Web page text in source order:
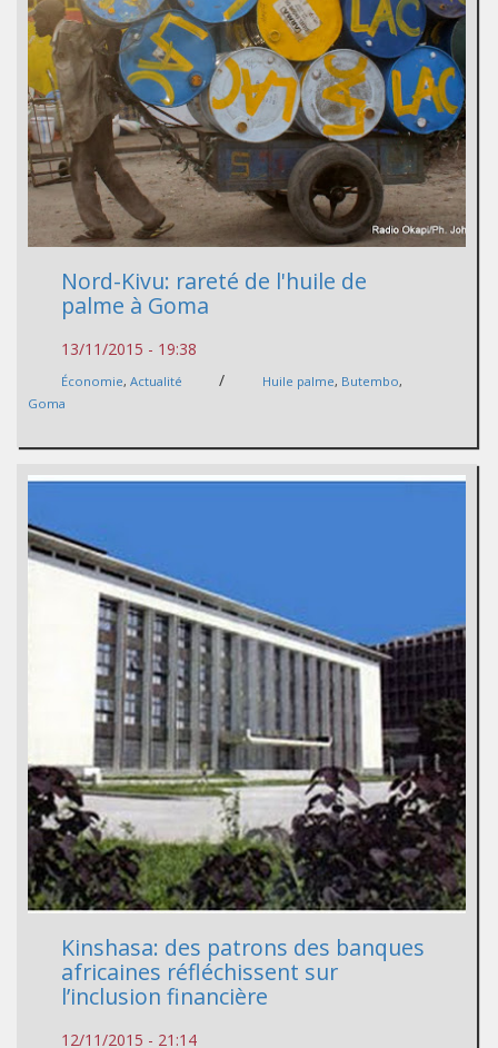
Nord-Kivu: rareté de l'huile de
palme à Goma
13/11/2015 - 19:38
Économie, Actualité / Huile palme, Butembo,
Goma
Kinshasa: des patrons des banques
africaines réfléchissent sur
l’inclusion financière
12/11/2015 - 21:14